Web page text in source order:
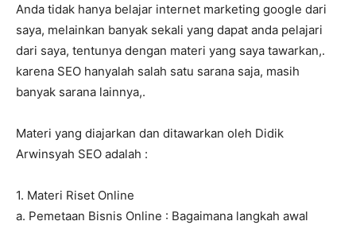
Anda tidak hanya belajar internet marketing google dari
saya, melainkan banyak sekali yang dapat anda pelajari
dari saya, tentunya dengan materi yang saya tawarkan,.
karena SEO hanyalah salah satu sarana saja, masih
banyak sarana lainnya,.
Materi yang diajarkan dan ditawarkan oleh Didik
Arwinsyah SEO adalah :
1. Materi Riset Online
a. Pemetaan Bisnis Online : Bagaimana langkah awal